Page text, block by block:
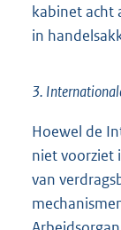
kabinet acht
in
3.
Hoewel de
niet voorziet
van